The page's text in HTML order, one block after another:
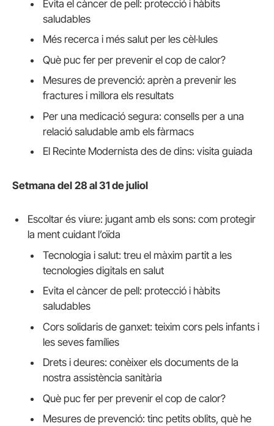
Evita el càncer de pell: protecció i hàbits
saludables
Més recerca i més salut per les cèl·lules
Què puc fer per prevenir el cop de calor?
Mesures de prevenció: aprèn a prevenir les
fractures i millora els resultats
Per una medicació segura: consells per a una
relació saludable amb els fàrmacs
El Recinte Modernista des de dins: visita guiada
Setmana del 28 al 31 de juliol
Escoltar és viure: jugant amb els sons: com protegir
la ment cuidant l’oïda
Tecnologia i salut: treu el màxim partit a les
tecnologies digitals en salut
Evita el càncer de pell: protecció i hàbits
saludables
Cors solidaris de ganxet: teixim cors pels infants i
les seves famílies
Drets i deures: conèixer els documents de la
nostra assistència sanitària
Què puc fer per prevenir el cop de calor?
Mesures de prevenció: tinc petits oblits, què he